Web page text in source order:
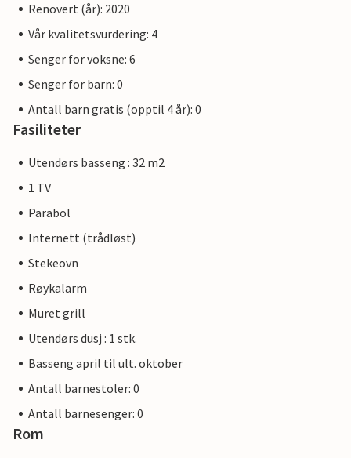
Renovert (år): 2020
Vår kvalitetsvurdering: 4
Senger for voksne: 6
Senger for barn: 0
Antall barn gratis (opptil 4 år): 0
Fasiliteter
Utendørs basseng : 32 m2
1 TV
Parabol
Internett (trådløst)
Stekeovn
Røykalarm
Muret grill
Utendørs dusj : 1 stk.
Basseng april til ult. oktober
Antall barnestoler: 0
Antall barnesenger: 0
Rom